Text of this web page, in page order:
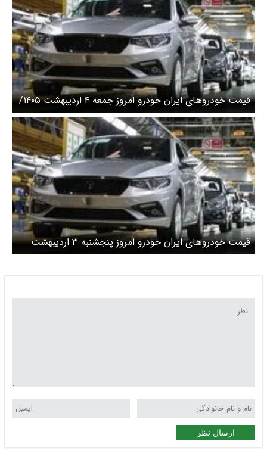
قیمت خودرو‌های ایران خودرو امروز جمعه ۴ اردیبهشت ۱۴۰۵/
دنا پلاس چند؟ + جدول
قیمت خودرو‌های ایران خودرو امروز پنجشنبه ۳ اردیبهشت
۱۴۰۵ + جدول قیمت‌ها
ارسال نظر